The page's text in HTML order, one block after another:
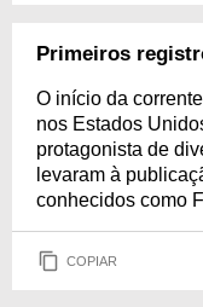
Primeiros
O início da
nos Estados
protagonista de
levaram à
conhecidos como
COPIAR